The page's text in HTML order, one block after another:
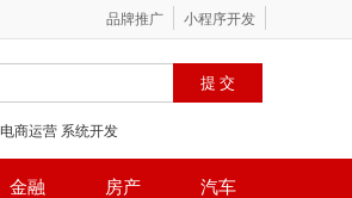
品牌推广 小程序开发
电商运营 系统开发
金融 房产
汽车